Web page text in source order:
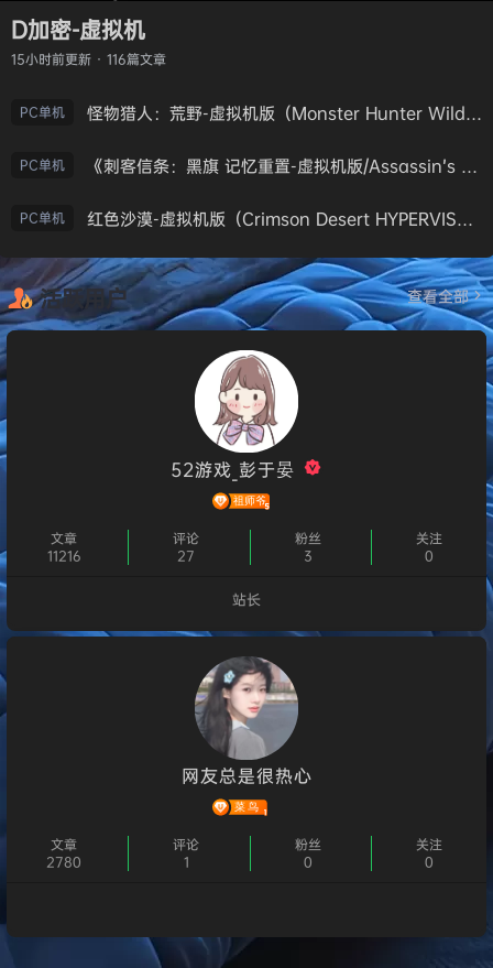
D加密-虚拟机
15小时前更新 · 116篇文章
PC单机 怪物猎人：荒野-虚拟机版（Monster Hunter Wilds HYPERVISOR）免安装中文版
PC单机 《刺客信条：黑旗 记忆重置-虚拟机版/Assassin’s Creed Black Flag Resynced HYPERVISOR》免安装中文版
PC单机 红色沙漠-虚拟机版（Crimson Desert HYPERVISOR）免安装中文版
活跃用户 查看全部
52游戏_彭于晏
文章
11216
评论
27
粉丝
3
关注
0
站长
个人主页
网友总是很热心
文章
2780
评论
1
粉丝
0
关注
0